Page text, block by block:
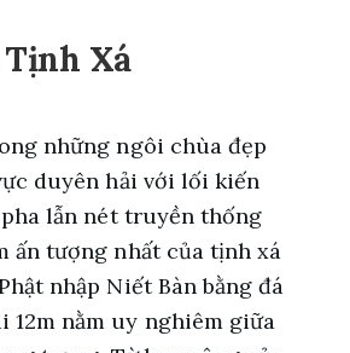
Xá
những ngôi chùa đẹp
duyên hải với lối kiến
lẫn nét truyền thống
ấn tượng nhất của tịnh xá
nhập Niết Bàn bằng đá
12m nằm uy nghiêm giữa